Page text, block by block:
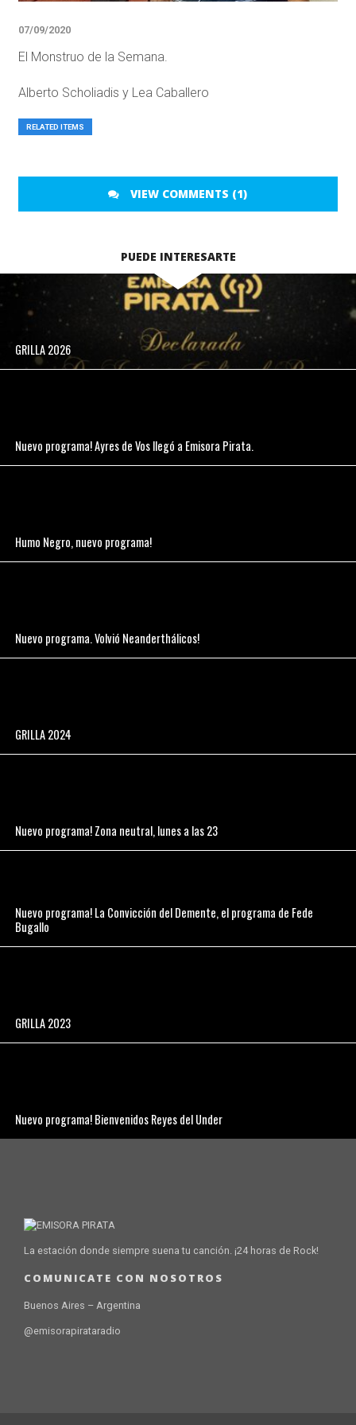
07/09/2020
El Monstruo de la Semana.
Alberto Scholiadis y Lea Caballero
RELATED ITEMS
VIEW COMMENTS (1)
PUEDE INTERESARTE
GRILLA 2026
Nuevo programa! Ayres de Vos llegó a Emisora Pirata.
Humo Negro, nuevo programa!
Nuevo programa. Volvió Neanderthálicos!
GRILLA 2024
Nuevo programa! Zona neutral, lunes a las 23
Nuevo programa! La Convicción del Demente, el programa de Fede
Bugallo
GRILLA 2023
Nuevo programa! Bienvenidos Reyes del Under
La estación donde siempre suena tu canción. ¡24 horas de Rock!
COMUNICATE CON NOSOTROS
Buenos Aires – Argentina
@emisorapirataradio